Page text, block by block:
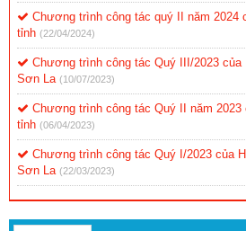
Chương trình công tác quý II năm 2024
tỉnh (22/04/2024)
Chương trình công tác Quý III/2023 của
Sơn La (10/07/2023)
Chương trình công tác Quý II năm 2023
tỉnh (06/04/2023)
Chương trình công tác Quý I/2023 của
Sơn La (22/03/2023)